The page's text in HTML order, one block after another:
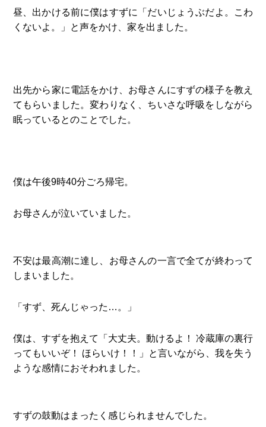
昼、出かける前に僕はすずに「だいじょうぶだよ。こわ
くないよ。」と声をかけ、家を出ました。
出先から家に電話をかけ、お母さんにすずの様子を教え
てもらいました。変わりなく、ちいさな呼吸をしながら
眠っているとのことでした。
僕は午後9時40分ごろ帰宅。
お母さんが泣いていました。
不安は最高潮に達し、お母さんの一言で全てが終わって
しまいました。
「すず、死んじゃった…。」
僕は、すずを抱えて「大丈夫。動けるよ！ 冷蔵庫の裏行
ってもいいぞ！ ほらいけ！！」と言いながら、我を失う
ような感情におそわれました。
すずの鼓動はまったく感じられませんでした。